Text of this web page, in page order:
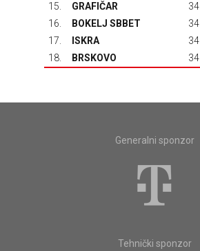
15.
GRAFIČAR 34
16.
BOKELJ SBBET 34
17.
ISKRA 34
18.
BRSKOVO 34
Generalni sponzor
Tehnički sponzor